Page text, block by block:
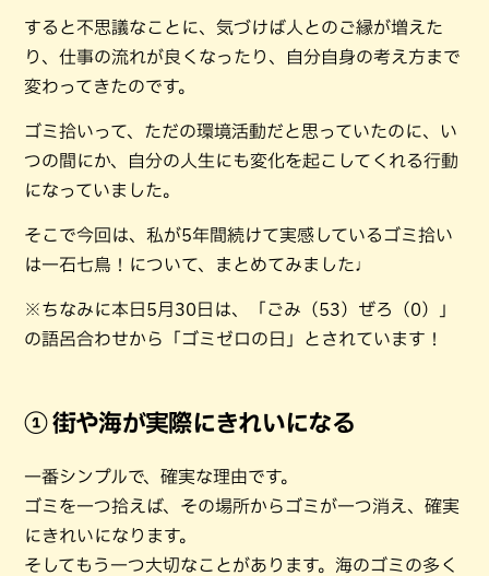
すると不思議なことに、気づけば人とのご縁が増えた
り、仕事の流れが良くなったり、自分自身の考え方まで
変わってきたのです。
ゴミ拾いって、ただの環境活動だと思っていたのに、い
つの間にか、自分の人生にも変化を起こしてくれる行動
になっていました。
そこで今回は、私が5年間続けて実感しているゴミ拾い
は一石七鳥！について、まとめてみました♩
※ちなみに本日5月30日は、「ごみ（53）ぜろ（0）」
の語呂合わせから「ゴミゼロの日」とされています！
① 街や海が実際にきれいになる
一番シンプルで、確実な理由です。
ゴミを一つ拾えば、その場所からゴミが一つ消え、確実
にきれいになります。
そしてもう一つ大切なことがあります。海のゴミの多く